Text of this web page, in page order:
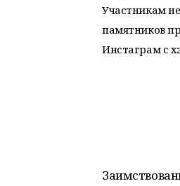
Участникам
памятников
Инстаграм с